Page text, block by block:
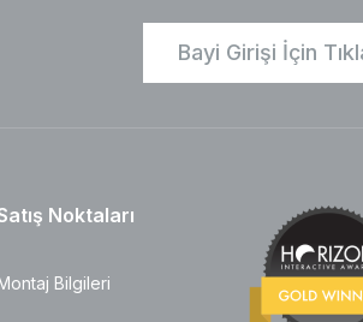
Bayi Girişi İçin
Noktaları
Bilgileri